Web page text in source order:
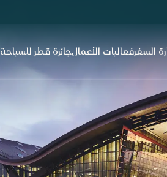
السفرفعاليات الأعمالجائزة قطر للسياحة